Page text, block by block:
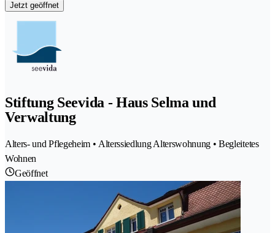
Jetzt geöffnet
Stiftung Seevida - Haus Selma und
Verwaltung
Alters- und Pflegeheim • Alterssiedlung Alterswohnung • Begleitetes
Wohnen
Geöffnet